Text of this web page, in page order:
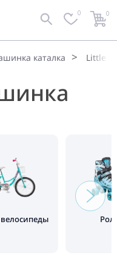
0 0
каталка Little